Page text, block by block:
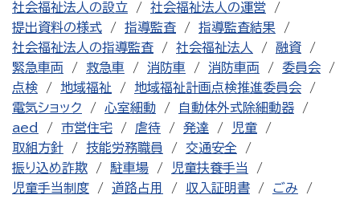
社会福祉法人の設立
社会福祉法人の運営
提出資料の様式
指導監査
指導監査結果
社会福祉法人の指導監査
社会福祉法人
融資
緊急車両
救急車 消防車 消防車両
委員会
点検
地域福祉
地域福祉計画点検推進委員会
電気ショック
心室細動
自動体外式除細動器
aed
市営住宅 虐待 発達
児童
取組方針
技能労務職員
交通安全
振り込め詐欺
駐車場
児童扶養手当
児童手当制度
道路占用 収入証明書 ごみ